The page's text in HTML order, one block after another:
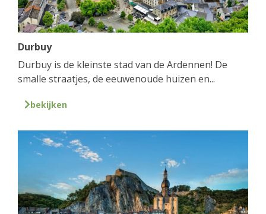
Durbuy
Durbuy is de kleinste stad van de Ardennen! De
smalle straatjes, de eeuwenoude huizen en...
bekijken